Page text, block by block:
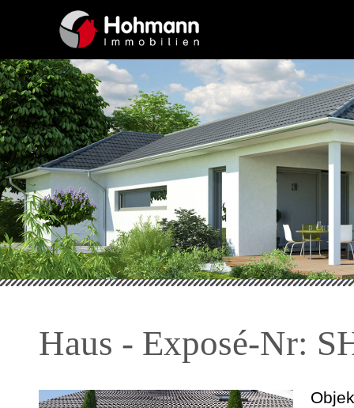
Haus - Exposé-Nr: